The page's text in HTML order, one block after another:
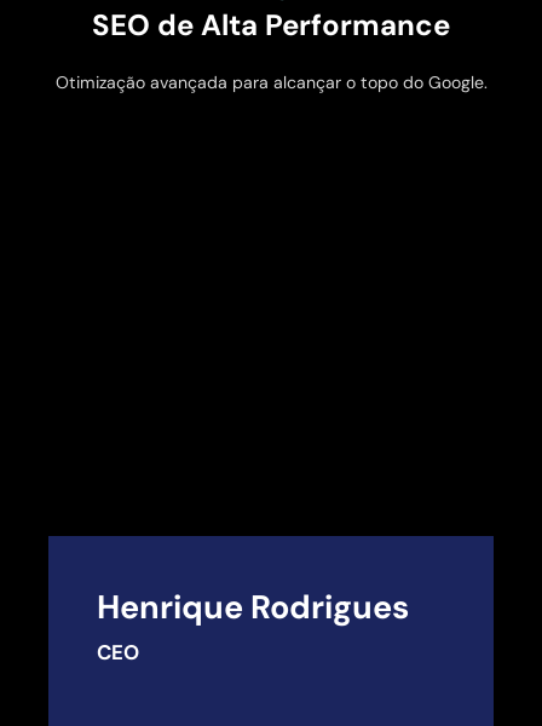
SEO de Alta Performance
Otimização avançada para alcançar o topo do Google.
Henrique Rodrigues
CEO